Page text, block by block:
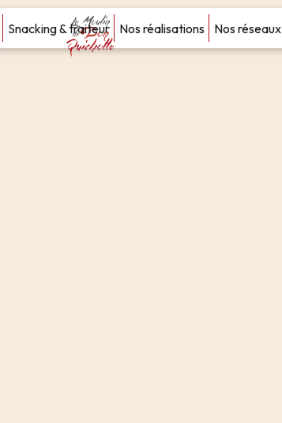
Snacking & traiteur Nos réalisations Nos réseaux